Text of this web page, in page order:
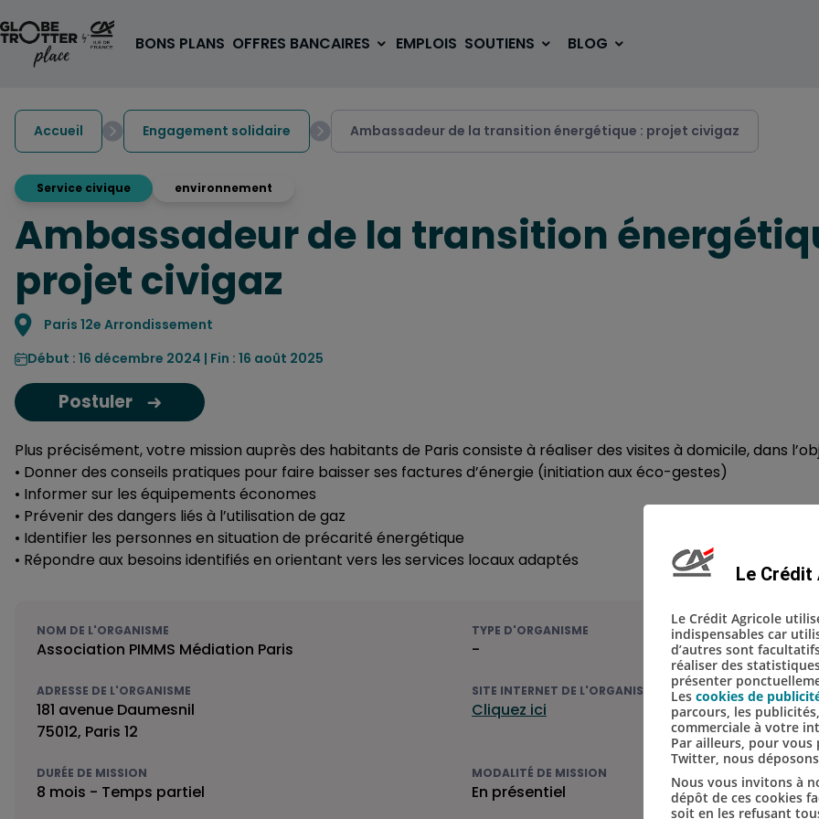
BONS PLANS OFFRES BANCAIRES EMPLOIS SOUTIENS BLOG
A PARTIR DE 3€
1 carte, 0 frais à l'étranger
pour les 18/30 ans
OUVRIR UN COMPTE
Accueil Engagement solidaire Ambassadeur de la transition énergétique : projet civigaz
Service civique environnement
Ambassadeur de la transition
projet civigaz
Localisation
Paris 12e Arrondissement
Début : 16 décembre 2024 | Fin : 16 août 2025
Postuler
Plus précisément, votre mission auprès des habitants de Paris consiste à réaliser des visites à domicile, dans
• Donner des conseils pratiques pour faire baisser ses factures d’énergie (initiation aux éco-gestes)
• Informer sur les équipements économes
• Prévenir des dangers liés à l’utilisation de gaz
• Identifier les personnes en situation de précarité énergétique
• Répondre aux besoins identifiés en orientant vers les services locaux adaptés
NOM DE L'ORGANISME
Association PIMMS Médiation Paris
TYPE D'ORGANISME
-
ADRESSE DE L'ORGANISME
181 avenue Daumesnil
75012, Paris 12
SITE INTERNET DE L'ORGANISME
Cliquez ici
DURÉE DE MISSION
8 mois - Temps partiel
MODALITÉ DE MISSION
En présentiel
Le
Le Crédit Agricole
indispensables car
d’autres sont
réaliser des
présenter
Les cookies de
parcours, les
commerciale à votre
Par ailleurs, pour
Twitter, nous
Nous vous invitons à
dépôt de ces cookies
soit en les refusant